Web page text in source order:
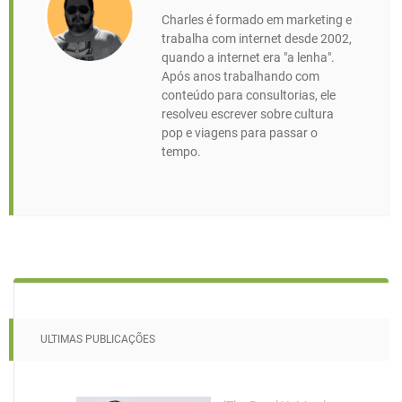
Charles é formado em marketing e
trabalha com internet desde 2002,
quando a internet era "a lenha".
Após anos trabalhando com
conteúdo para consultorias, ele
resolveu escrever sobre cultura
pop e viagens para passar o
tempo.
ULTIMAS PUBLICAÇÕES